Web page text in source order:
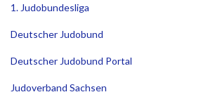
1. Judobundesliga
Deutscher Judobund
Deutscher Judobund Portal
Judoverband Sachsen